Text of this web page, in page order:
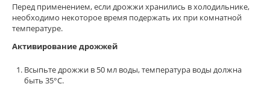
Перед применением, если дрожжи хранились в холодильнике,
необходимо некоторое время подержать их при комнатной
температуре.
Активирование дрожжей
Всыпьте дрожжи в 50 мл воды, температура воды должна
быть 35°C.